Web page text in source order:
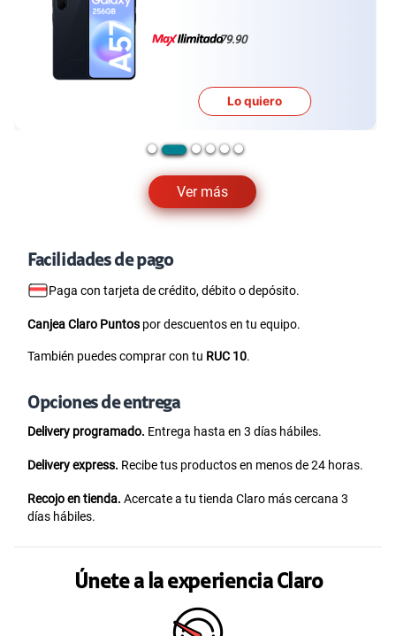
Ver más
79.90
Lo quiero
Facilidades de pago
Paga con tarjeta de crédito, débito o depósito.
Canjea Claro Puntos por descuentos en tu equipo.
También puedes comprar con tu RUC 10.
Opciones de entrega
Delivery programado. Entrega hasta en 3 días hábiles.
Delivery express. Recibe tus productos en menos de 24 horas.
Recojo en tienda. Acercate a tu tienda Claro más cercana 3
días hábiles.
Únete a la experiencia Claro